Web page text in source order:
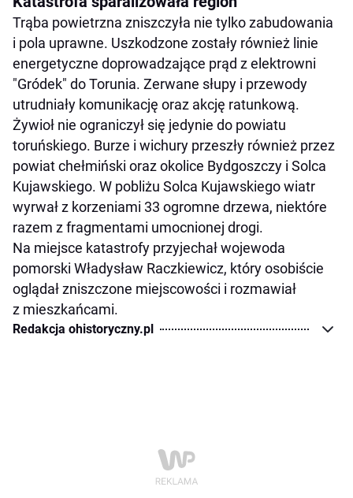
Trąba powietrzna zniszczyła nie tylko zabudowania
i pola uprawne. Uszkodzone zostały również linie
energetyczne doprowadzające prąd z elektrowni
"Gródek" do Torunia. Zerwane słupy i przewody
utrudniały komunikację oraz akcję ratunkową.
Żywioł nie ograniczył się jedynie do powiatu
toruńskiego. Burze i wichury przeszły również przez
powiat chełmiński oraz okolice Bydgoszczy i Solca
Kujawskiego. W pobliżu Solca Kujawskiego wiatr
wyrwał z korzeniami 33 ogromne drzewa, niektóre
razem z fragmentami umocnionej drogi.
Na miejsce katastrofy przyjechał wojewoda
pomorski Władysław Raczkiewicz, który osobiście
oglądał zniszczone miejscowości i rozmawiał
z mieszkańcami.
Redakcja ohistoryczny.pl